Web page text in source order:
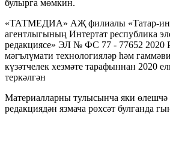
булырга мөмкин.
«ТАТМЕДИА» АҖ филиалы «Татар-
агентлыгының Интертат республика
редакциясе» ЭЛ № ФС 77 - 77652 2020
мәгълүмати технологияләр һәм
күзәтчелек хезмәте тарафыннан 2020
теркәлгән
Материалларны тулысынча яки өлешчә
редакциядән язмача рөхсәт булганда